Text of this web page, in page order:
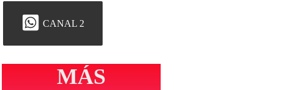
CANAL 2
MÁS